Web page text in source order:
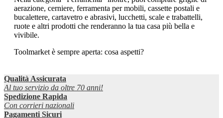
aerazione, cerniere, ferramenta per mobili, cassette postali e
bucalettere, cartavetro e abrasivi, lucchetti, scale e trabattelli,
ruote e altri prodotti che renderanno la tua casa più bella e
vivibile.
Toolmarket è sempre aperta: cosa aspetti?
Qualità Assicurata
Al tuo servizio da oltre 70 anni!
Spedizione Rapida
Con corrieri nazionali
Pagamenti Sicuri